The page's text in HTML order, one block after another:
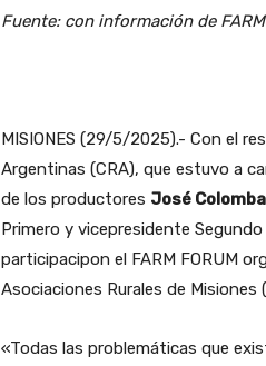
Fuente: con información de
MISIONES (29/5/2025).- Con el
Argentinas (CRA), que estuvo a
de los productores José
Primero y vicepresidente
participacipon el FARM FORUM
Asociaciones Rurales de Misiones
«Todas las problemáticas que